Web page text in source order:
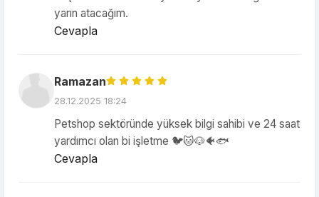
yarın atacağım.
Cevapla
Ramazan
28.12.2025 18:24
Petshop sektöründe yüksek bilgi sahibi ve 24 saat
yardımcı olan bi işletme 🐦🐱🐶🐠🐟
Cevapla